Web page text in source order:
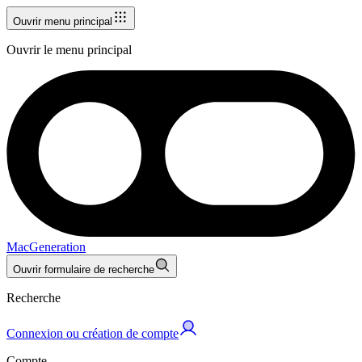
Ouvrir menu principal
Ouvrir le menu principal
MacGeneration
Ouvrir formulaire de recherche
Recherche
Connexion ou création de compte